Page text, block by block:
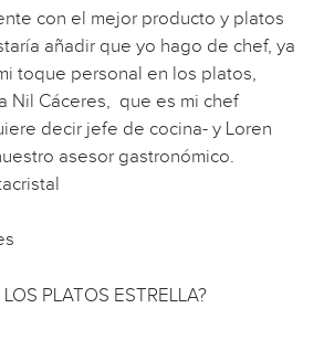
con el mejor producto y platos
añadir que yo hago de chef, ya
toque personal en los platos,
Nil Cáceres, que es mi chef
decir jefe de cocina- y Loren
asesor gastronómico.
PLATOS ESTRELLA?